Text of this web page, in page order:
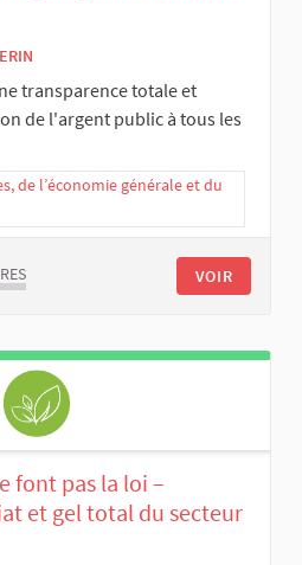
transparence totale et
de l'argent public à tous les
de l’économie générale et du
VOIR
font pas la loi –
et gel total du secteur